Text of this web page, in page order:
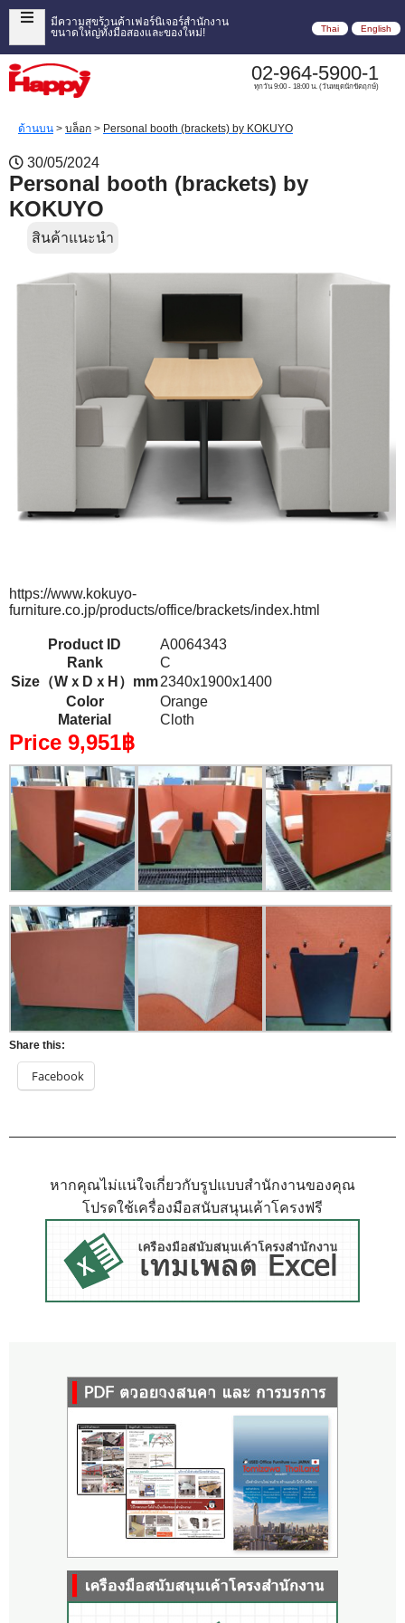
มีความสุขร้านค้าเฟอร์นิเจอร์สำนักงาน
ขนาดใหญ่ทั้งมือสองและของใหม่!
Thai English
02-964-5900-1
ทุกวัน 9:00 - 18:00 น. (วันหยุดนักขัตฤกษ์)
ด้านบน > บล็อก > Personal booth (brackets) by KOKUYO
30/05/2024
Personal booth (brackets) by
KOKUYO
สินค้าแนะนำ
https://www.kokuyo-
furniture.co.jp/products/office/brackets/index.html
Product ID
A0064343
Rank
C
Size（WｘDｘH）mm2340x1900x1400
Color
Orange
Material
Cloth
Price 9,951฿
Share this:
Facebook
หากคุณไม่แน่ใจเกี่ยวกับรูปแบบสำนักงานของคุณ
โปรดใช้เครื่องมือสนับสนุนเค้าโครงฟรี